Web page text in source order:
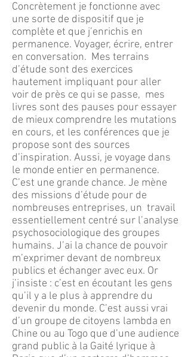
Concrètement je fonctionne avec
une sorte de dispositif que je
complète et que j’enrichis en
permanence. Voyager, écrire, entrer
en conversation. Mes terrains
d’étude sont des exercices
hautement impliquant pour aller
voir de près ce qui se passe, mes
livres sont des pauses pour essayer
de mieux comprendre les mutations
en cours, et les conférences que je
propose sont des sources
d’inspiration. Aussi, je voyage dans
le monde entier en permanence.
C’est une grande chance. Je mène
des missions d’étude pour de
nombreuses entreprises, un travail
essentiellement centré sur l’analyse
psychosociologique des groupes
humains. J’ai la chance de pouvoir
m’exprimer devant de nombreux
publics et échanger avec eux. Or
j’insiste : c’est en écoutant les gens
qu’il y a le plus à apprendre du
devenir du monde. C’est aussi vrai
d’un groupe de citoyens lambda en
Chine ou au Togo que d’une audience
grand public à la Gaité lyrique à